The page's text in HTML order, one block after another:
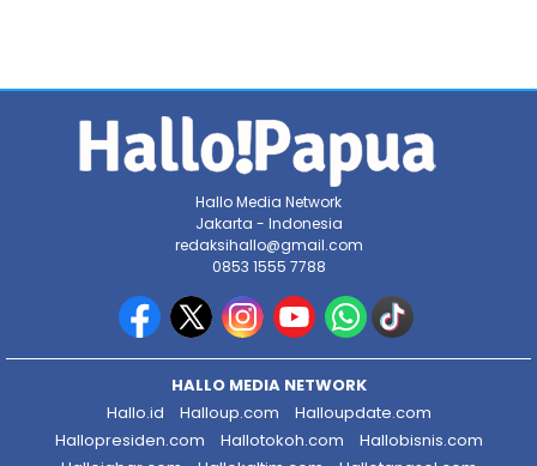
Hallo Media Network
Jakarta - Indonesia
redaksihallo@gmail.com
0853 1555 7788
HALLO MEDIA NETWORK
Hallo.id
Halloup.com
Halloupdate.com
Hallopresiden.com
Hallotokoh.com
Hallobisnis.com